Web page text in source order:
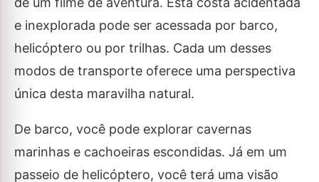
e inexplorada pode ser acessada por barco,
helicóptero ou por trilhas. Cada um desses
modos de transporte oferece uma perspectiva
única desta maravilha natural.
De barco, você pode explorar cavernas
marinhas e cachoeiras escondidas. Já em um
passeio de helicóptero, você terá uma visão